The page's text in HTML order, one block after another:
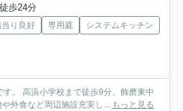
歩24分
当り良好 専用庭
システムキッチン
。 高浜小学校まで徒歩9分、飾磨東中
外食など周辺施設充実し... もっと見る